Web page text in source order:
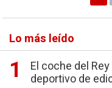
Lo más leído
El coche del
deportivo de